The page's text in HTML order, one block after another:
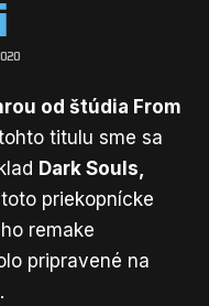
od štúdia From
titulu sme sa
Dark Souls,
priekopnícke
remake
pripravené na